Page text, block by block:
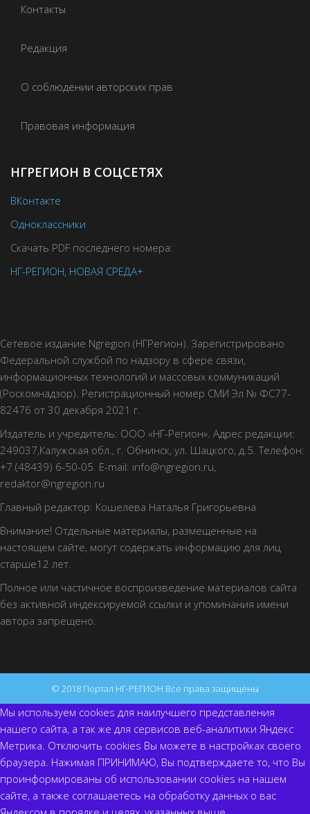
Контакты
Редакция
О соблюдении авторских прав
Правовая информация
НГРЕГИОН В СОЦСЕТЯХ
ВКонтакте
Одноклассники
Скачать PDF последнего номера:
НГ-РЕГИОН, НОВАЯ СРЕДА+
Сетевое издание Ngregion (НГРегион). Зарегистрировано
Федеральной службой по надзору в сфере связи,
информационных технологий и массовых коммуникаций
(Роскомнадзор). Регистрационный номер СМИ Эл № ФС77-
82476 от 30 декабря 2021 г.
Издатель и учредитель: ООО «НГ-Регион». Адрес редакции:
249037,Калужская обл., г. Обнинск, ул. Шацкого, д.5. Телефон:
+7 (48439) 6-50-05. E-mail: info@ngregion.ru,
redaktor@ngregion.ru
Главный редактор: Кошелева Наталья Григорьевна
Внимание! Отдельные материалы, размещенные на
настоящем сайте, могут содержать информацию для лиц
старше12 лет.
Полное или частичное воспроизведение материалов сайта
без активной индексируемой ссылки и упоминания имени
автора запрещено.
© 2018 Портал НГ-РЕГИОН Все права защищены
Мы используем cookies для наилучшего представления
нашего сайта, а так же для сервисов веб-аналитики Яндекс
Метрика. Отключить cookies Вы можете в настройках своего
браузера. Нажимая ПРИНИМАЮ, Вы подтверждаете то, что Вы
проинформированы об использовании cookies на нашем
сайте, а также соглашаетесь на обработку данных о вас